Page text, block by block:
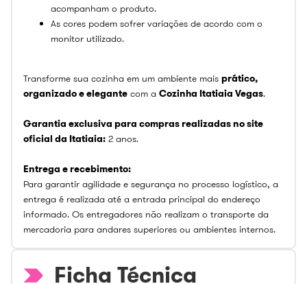
acompanham o produto.
As cores podem sofrer variações de acordo com o
monitor utilizado.
Transforme sua cozinha em um ambiente mais prático,
organizado e elegante com a Cozinha Itatiaia Vegas.
Garantia exclusiva para compras realizadas no site
oficial da Itatiaia: 2 anos.
Entrega e recebimento:
Para garantir agilidade e segurança no processo logístico, a
entrega é realizada até a entrada principal do endereço
informado. Os entregadores não realizam o transporte da
mercadoria para andares superiores ou ambientes internos.
Ficha Técnica